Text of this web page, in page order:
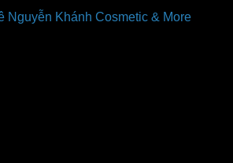
Nguyễn Khánh Cosmetic & More